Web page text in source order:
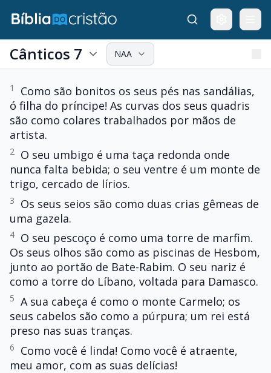
Cânticos 7 NAA
1
Como são bonitos os seus pés nas sandálias,
ó filha do príncipe! As curvas dos seus quadris
são como colares trabalhados por mãos de
artista.
2
O seu umbigo é uma taça redonda onde
nunca falta bebida; o seu ventre é um monte de
trigo, cercado de lírios.
3
Os seus seios são como duas crias gêmeas de
uma gazela.
4 O seu pescoço é como uma torre de marfim.
Os seus olhos são como as piscinas de Hesbom,
junto ao portão de Bate-Rabim. O seu nariz é
como a torre do Líbano, voltada para Damasco.
5 A sua cabeça é como o monte Carmelo; os
seus cabelos são como a púrpura; um rei está
preso nas suas tranças.
6
Como você é linda! Como você é atraente,
meu amor, com as suas delícias!